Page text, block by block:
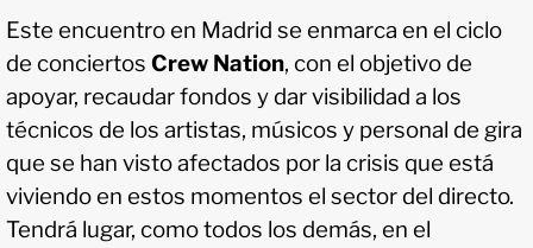
Este encuentro en Madrid se enmarca en el ciclo
de conciertos Crew Nation, con el objetivo de
apoyar, recaudar fondos y dar visibilidad a los
técnicos de los artistas, músicos y personal de gira
que se han visto afectados por la crisis que está
viviendo en estos momentos el sector del directo.
Tendrá lugar, como todos los demás, en el